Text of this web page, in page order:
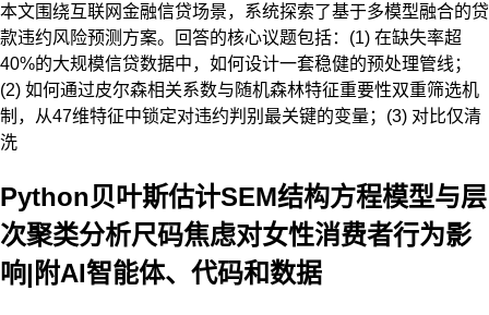
本文围绕互联网金融信贷场景，系统探索了基于多模型融合的贷
款违约风险预测方案。回答的核心议题包括：(1) 在缺失率超
40%的大规模信贷数据中，如何设计一套稳健的预处理管线；
(2) 如何通过皮尔森相关系数与随机森林特征重要性双重筛选机
制，从47维特征中锁定对违约判别最关键的变量；(3) 对比仅清
洗
Python贝叶斯估计SEM结构方程模型与层
次聚类分析尺码焦虑对女性消费者行为影
响|附AI智能体、代码和数据